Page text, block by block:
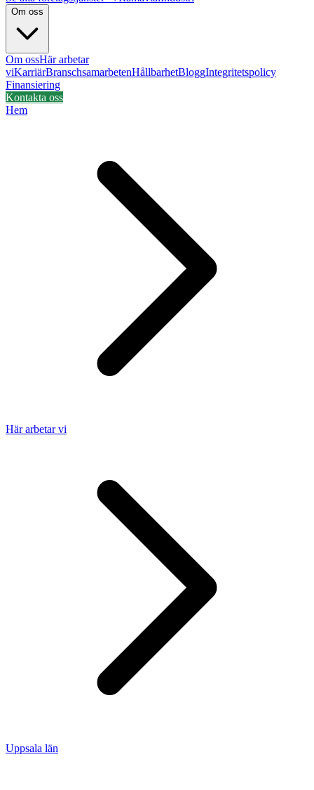
Om oss
Om ossHär arbetar
viKarriärBranschsamarbetenHållbarhetBloggIntegritetspolicy
Finansiering
Kontakta oss
Hem
Här arbetar vi
Uppsala län